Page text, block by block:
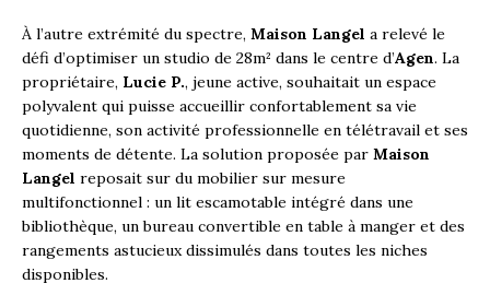
À l’autre extrémité du spectre, Maison Langel a relevé le
défi d’optimiser un studio de 28m² dans le centre d’Agen. La
propriétaire, Lucie P., jeune active, souhaitait un espace
polyvalent qui puisse accueillir confortablement sa vie
quotidienne, son activité professionnelle en télétravail et ses
moments de détente. La solution proposée par Maison
Langel reposait sur du mobilier sur mesure
multifonctionnel : un lit escamotable intégré dans une
bibliothèque, un bureau convertible en table à manger et des
rangements astucieux dissimulés dans toutes les niches
disponibles.